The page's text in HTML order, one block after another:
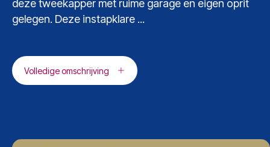
deze tweekapper met ruime garage en eigen oprit
gelegen. Deze instapklare ...
Volledige omschrijving